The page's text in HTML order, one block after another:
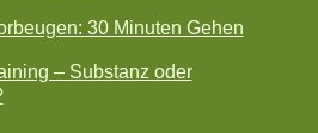
30 Minuten Gehen
– Substanz oder